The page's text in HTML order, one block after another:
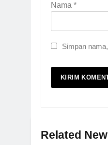
Nama *
Simpan
Related
5
6